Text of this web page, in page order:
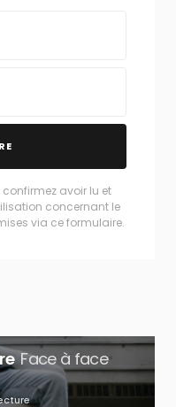
avoir lu et
concernant le
via ce formulaire.
Face à face